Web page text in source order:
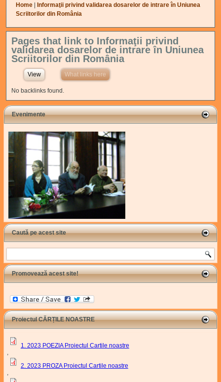
You are here
Home|
Informaţii privind validarea dosarelor de intrare în Uniunea
Scriitorilor din România
Pages that link to Informaţii privind
validarea dosarelor de intrare în Uniunea
Scriitorilor din România
View What links here
No backlinks found.
Evenimente
Caută pe acest site
Search
Promovează acest site!
Proiectul CĂRȚILE NOASTRE
1. 2023 POEZIA Proiectul Cartile noastre
2. 2023 PROZA Proiectul Cartile noastre
,